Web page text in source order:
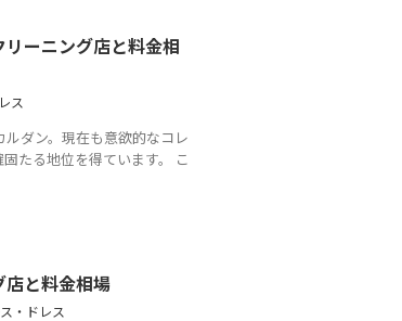
ーニング店と料金相
ス
ダン。現在も意欲的なコレ
たる地位を得ています。 こ
店と料金相場
・ドレス